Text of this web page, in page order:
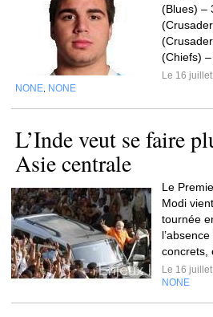
(Blues) –
(Chiefs) –
Le 16
NONE NONE
L’Inde veut se faire
Asie centrale
Le
Modi
tournée
concrets,
Le 16
NONE